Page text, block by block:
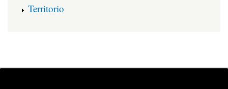
Territorio